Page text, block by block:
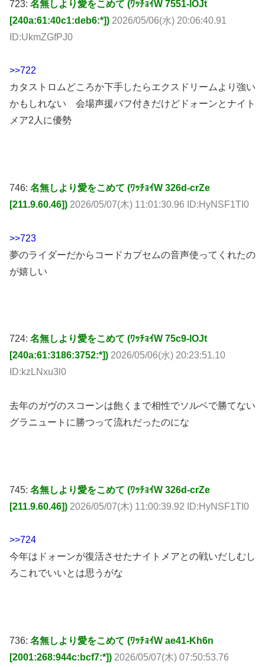
[240a:61:40c1:deb6:*]) 2026/05/06(水) 20:06:40.91
ID:UkmZGfPJ0
>>722
カタストロムどころか下手したらエクスドリームより強い
かもしれない 会場声援バフ付きだけどドォーンとナイト
メア2人に優勢
746:
名無しより愛をこめて (ﾜｯﾁｮｲW 326d-crZe
[211.9.60.46]) 2026/05/07(木) 11:01:30.96 ID:HyNSF1TI0
>>723
夢のライダーだからコードカプセムの音声使ってくれたの
が嬉しい
724:
名無しより愛をこめて (ﾜｯﾁｮｲW 75c9-lOJt
[240a:61:3186:3752:*]) 2026/05/06(水) 20:23:51.10
ID:kzLNxu3l0
去年のガヴのスコーンは飽くまで相性でソルベで勝てない
グラニュートに勝つって流れだったのにな
745:
名無しより愛をこめて (ﾜｯﾁｮｲW 326d-crZe
[211.9.60.46]) 2026/05/07(木) 11:00:39.92 ID:HyNSF1TI0
>>724
今年はドォーンが復活させたナイトメアとの戦いだしむし
ろこれでいいとは思うがな
736:
名無しより愛をこめて (ﾜｯﾁｮｲW ae41-Kh6n
[2001:268:944c:bcf7:*]) 2026/05/07(木) 07:50:53.76